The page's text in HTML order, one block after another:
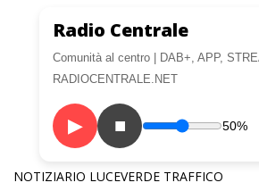
Radio Centrale
Comunità al centro | DAB+, APP,
RADIOCENTRALE.NET
▶ ■ 50%
NOTIZIARIO LUCEVERDE TRAFFICO